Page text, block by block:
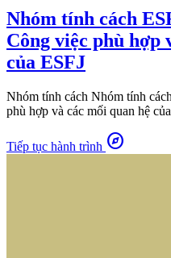
Nhóm tính cách
Công việc phù hợp
của ESFJ
Nhóm tính cách Nhóm tính
phù hợp và các mối quan hệ
Tiếp tục hành trình explore